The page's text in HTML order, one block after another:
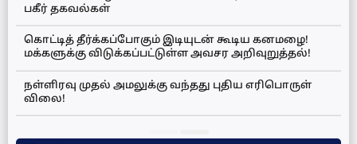
பகீர் தகவல்கள்
கொட்டித் தீர்க்கப்போகும் இடியுடன் கூடிய கனமழை!
மக்களுக்கு விடுக்கப்பட்டுள்ள அவசர அறிவுறுத்தல்!
நள்ளிரவு முதல் அமலுக்கு வந்தது புதிய எரிபொருள்
விலை!